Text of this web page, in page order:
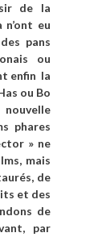
de la
eu
pans
ou
enfin la
ou Bo
phares
» ne
mais
de
et des
de
par